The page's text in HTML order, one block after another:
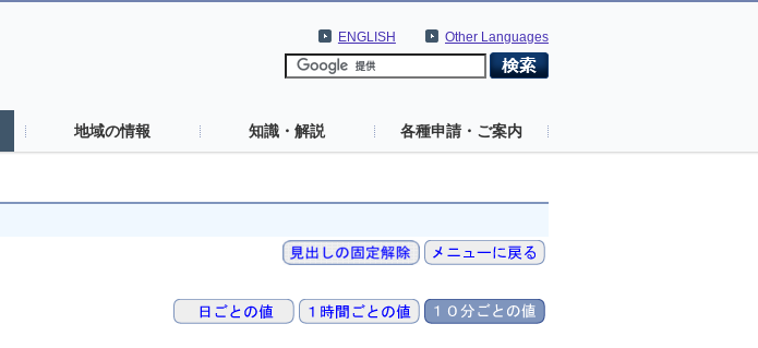
Other Languages
ENGLISH
地域の情報 知識・解説 各種申請・ご案内